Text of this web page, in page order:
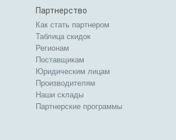
Партнерство
Как стать партнером
Таблица скидок
Регионам
Поставщикам
Юридическим лицам
Производителям
Наши склады
Партнерские программы